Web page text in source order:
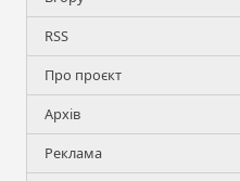
RSS
Про проєкт
Архів
Реклама